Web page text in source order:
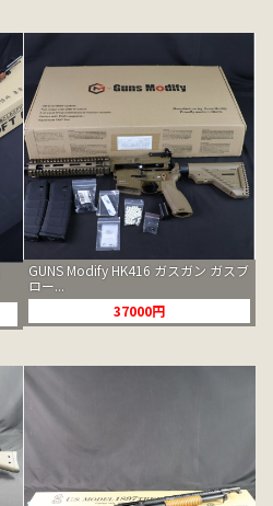
GUNS Modify HK416 ガスガン ガスブ
ロー...
37000円